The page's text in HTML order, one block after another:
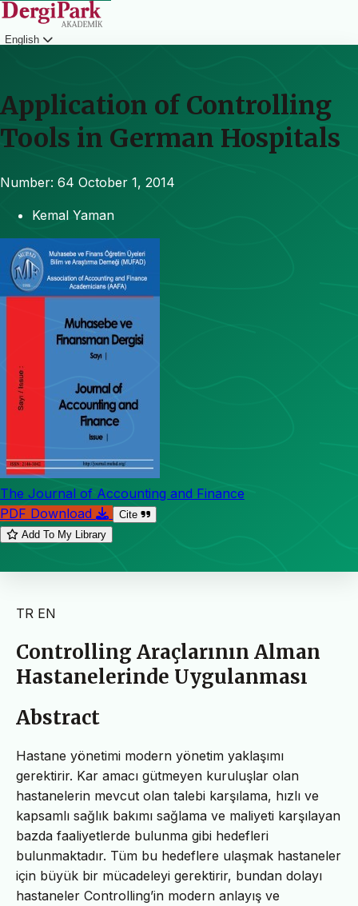
English
Application of Controlling
Tools in German Hospitals
Number: 64 October 1, 2014
Kemal Yaman
The Journal of Accounting and Finance
PDF Download
Cite
Add To My Library
TR EN
Controlling Araçlarının Alman
Hastanelerinde Uygulanması
Abstract
Hastane yönetimi modern yönetim yaklaşımı
gerektirir. Kar amacı gütmeyen kuruluşlar olan
hastanelerin mevcut olan talebi karşılama, hızlı ve
kapsamlı sağlık bakımı sağlama ve maliyeti karşılayan
bazda faaliyetlerde bulunma gibi hedefleri
bulunmaktadır. Tüm bu hedeflere ulaşmak hastaneler
için büyük bir mücadeleyi gerektirir, bundan dolayı
hastaneler Controlling’in modern anlayış ve